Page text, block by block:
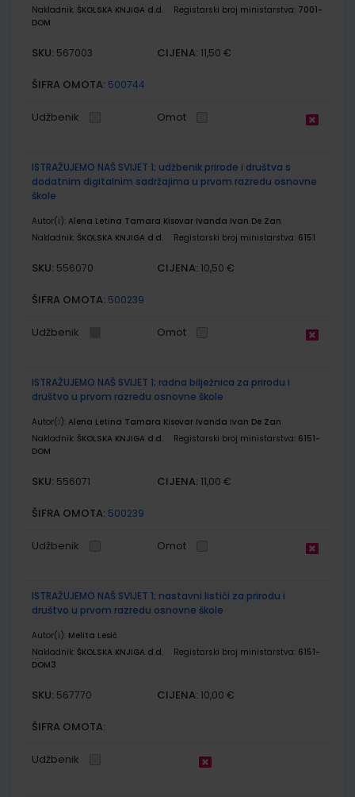
Nakladnik: ŠKOLSKA KNJIGA d.d. Registarski broj ministarstva: 7001-
DOM
SKU: 567003 CIJENA: 11,50 €
ŠIFRA OMOTA: 500744
Udžbenik Omot
ISTRAŽUJEMO NAŠ SVIJET 1; udžbenik prirode i društva s
dodatnim digitalnim sadržajima u prvom razredu osnovne
škole
Autor(i): Alena Letina Tamara Kisovar Ivanda Ivan De Zan
Nakladnik: ŠKOLSKA KNJIGA d.d. Registarski broj ministarstva: 6151
SKU: 556070 CIJENA: 10,50 €
ŠIFRA OMOTA: 500239
Udžbenik Omot
ISTRAŽUJEMO NAŠ SVIJET 1; radna bilježnica za prirodu i
društvo u prvom razredu osnovne škole
Autor(i): Alena Letina Tamara Kisovar Ivanda Ivan De Zan
Nakladnik: ŠKOLSKA KNJIGA d.d. Registarski broj ministarstva: 6151-
DOM
SKU: 556071 CIJENA: 11,00 €
ŠIFRA OMOTA: 500239
Udžbenik Omot
ISTRAŽUJEMO NAŠ SVIJET 1; nastavni listići za prirodu i
društvo u prvom razredu osnovne škole
Autor(i): Melita Lesić
Nakladnik: ŠKOLSKA KNJIGA d.d. Registarski broj ministarstva: 6151-
DOM3
SKU: 567770 CIJENA: 10,00 €
ŠIFRA OMOTA:
Udžbenik